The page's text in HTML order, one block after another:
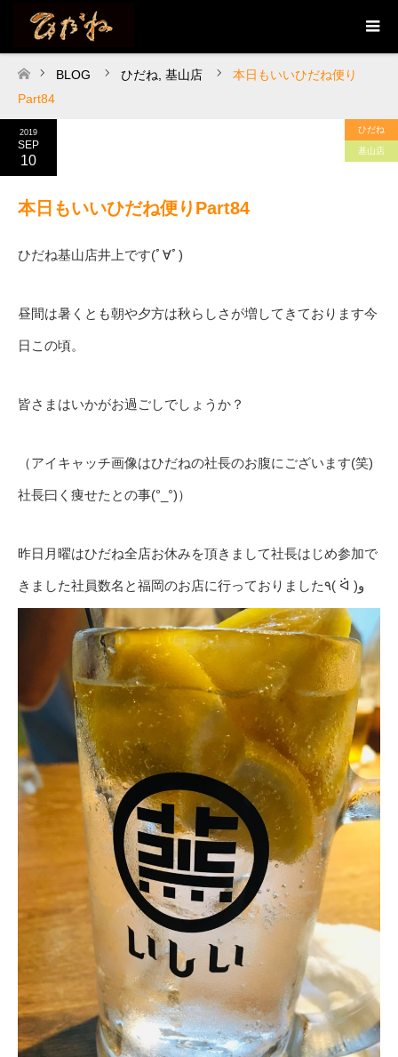
ホーム
BLOG ひだね 基山店
本日もいいひだね便り
Part84
2019
SEP
10
ひだね
基山店
本日もいいひだね便りPart84
ひだね基山店井上です(ﾟ∀ﾟ)
昼間は暑くとも朝や夕方は秋らしさが増してきております今
日この頃。
皆さまはいかがお過ごしでしょうか？
（アイキャッチ画像はひだねの社長のお腹にございます(笑)
社長曰く痩せたとの事(°_°)）
昨日月曜はひだね全店お休みを頂きまして社長はじめ参加で
きました社員数名と福岡のお店に行っておりました٩( ᐛ )و